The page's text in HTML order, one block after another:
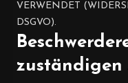
VERWENDET
DSGVO).
zuständigen